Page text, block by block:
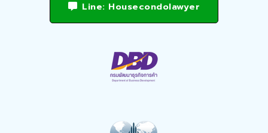
Line: Housecondolawyer